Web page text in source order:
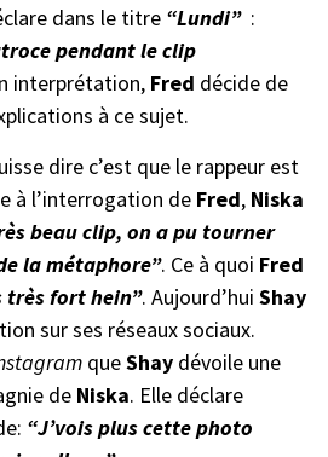
dans le titre “Lundi”:
pendant le clip
interprétation, Fred décide de
à ce sujet.
dire c’est que le rappeur est
à l’interrogation de Fred, Niska
beau clip, on a pu tourner
la métaphore”. Ce à quoi Fred
très fort hein”. Aujourd’hui Shay
sur ses réseaux sociaux.
queShay dévoile une
de Niska. Elle déclare
“J’vois plus cette photo